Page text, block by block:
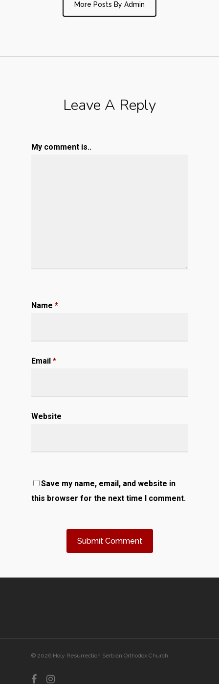
More Posts By Admin
Leave A Reply
My comment is..
Name *
Email *
Website
Save my name, email, and website in
this browser for the next time I comment.
© 2026 Holy Resurrection Serbian Orthodox Church.
facebookinstagram